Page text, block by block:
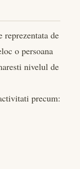
de
o persoana
nivelul de
precum: